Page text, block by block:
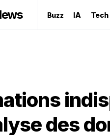
Buzz IA Tech
des